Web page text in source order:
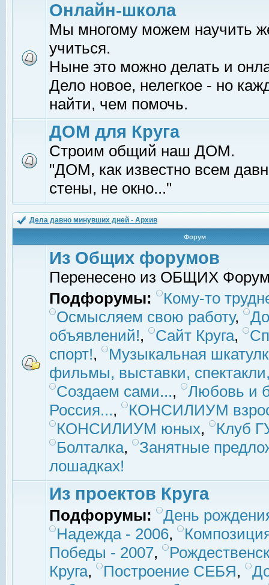
Онлайн-школа
Мы многому можем научить
учиться.
Ныне это можно делать и
Дело новое, нелегкое - но
найти, чем помочь.
ДОМ для Круга
Строим общий наш ДОМ.
"ДОМ, как известно всем
стены, не окно..."
Дела давно минувших дней - Архив
Форум
Из Общих форумов
Перенесено из ОБЩИХ
Подфорумы:
Кому-то
Осмысляем свою работу,
объявлений!, Сайт Круга,
спорт!,
Музыкальная
фильмы, выставки,
Создаем сами...,
Любовь и
Россия...,
КОНСИЛИУМ
КОНСИЛИУМ юных,
Клуб
Болталка,
Занятные
лошадках!
Из проектов Круга
Подфорумы:
День
Надежда - 2006,
Победы - 2007,
Круга, Построение СЕБЯ,